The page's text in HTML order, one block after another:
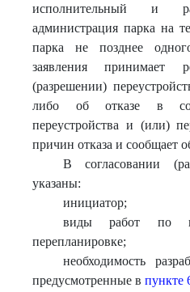
исполнительный и
администрация парка на
парка не позднее
заявления принимает
(разрешении)
либо об отказе в
переустройства и (или)
причин отказа и сообщает
В согласовании
указаны:
инициатор;
виды работ по
перепланировке;
необходимость
предусмотренные в пункте